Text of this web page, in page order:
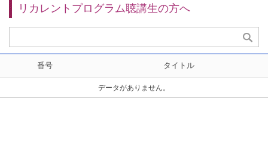
リカレントプログラム聴講生の方へ
番号 タイトル
データがありません。